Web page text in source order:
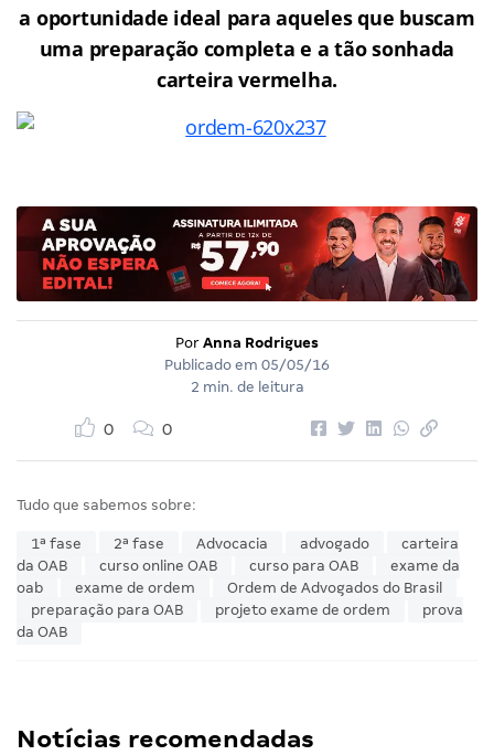
a oportunidade ideal para aqueles que buscam
uma preparação completa e a tão sonhada
carteira vermelha.
Por Anna Rodrigues
Publicado em 05/05/16
2 min. de leitura
0 0
Tudo que sabemos sobre:
1ª fase 2ª fase Advocacia advogado
carteira
da OAB
curso online OAB curso para OAB
exame da
oab
exame de ordem
Ordem de Advogados do Brasil
preparação para OAB
projeto exame de ordem
prova
da OAB
Notícias recomendadas